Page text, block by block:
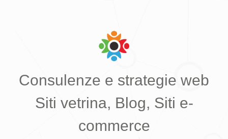
Consulenze e strategie web
Siti vetrina, Blog, Siti e-
commerce